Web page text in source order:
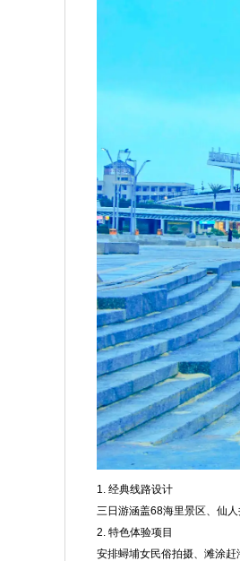
1. 经典线路设计
三日游涵盖68海里景区、仙
2. 特色体验项目
安排蟳埔女民俗拍摄、滩涂赶